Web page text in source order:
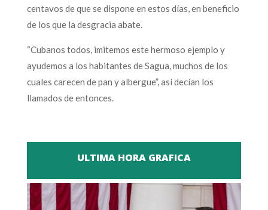
centavos de que se dispone en estos días, en beneficio
de los que la desgracia abate.
“Cubanos todos, imitemos este hermoso ejemplo y
ayudemos a los habitantes de Sagua, muchos de los
cuales carecen de pan y albergue”, así decían los
llamados de entonces.
ULTIMA HORA GRAFICA